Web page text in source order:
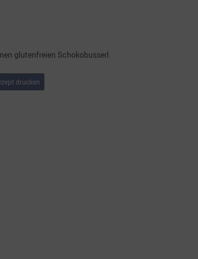
glutenfreien Schokobusserl.
drucken